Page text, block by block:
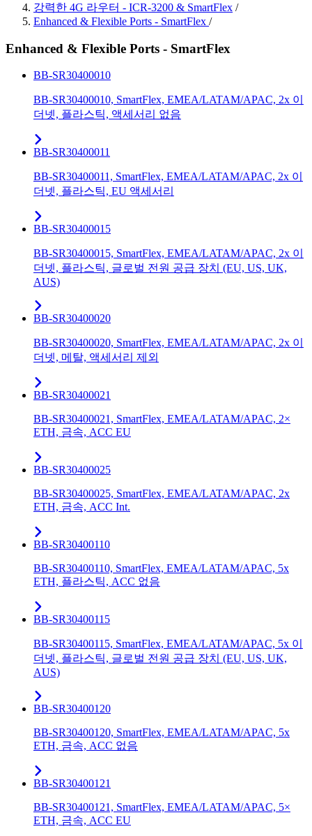
강력한 4G 라우터 - ICR-3200 & SmartFlex /
Enhanced & Flexible Ports - SmartFlex /
Enhanced & Flexible Ports - SmartFlex
BB-SR30400010
BB-SR30400010, SmartFlex, EMEA/LATAM/APAC, 2x 이
더넷, 플라스틱, 액세서리 없음
BB-SR30400011
BB-SR30400011, SmartFlex, EMEA/LATAM/APAC, 2x 이
더넷, 플라스틱, EU 액세서리
BB-SR30400015
BB-SR30400015, SmartFlex, EMEA/LATAM/APAC, 2x 이
더넷, 플라스틱, 글로벌 전원 공급 장치 (EU, US, UK,
AUS)
BB-SR30400020
BB-SR30400020, SmartFlex, EMEA/LATAM/APAC, 2x 이
더넷, 메탈, 액세서리 제외
BB-SR30400021
BB-SR30400021, SmartFlex, EMEA/LATAM/APAC, 2×
ETH, 금속, ACC EU
BB-SR30400025
BB-SR30400025, SmartFlex, EMEA/LATAM/APAC, 2x
ETH, 금속, ACC Int.
BB-SR30400110
BB-SR30400110, SmartFlex, EMEA/LATAM/APAC, 5x
ETH, 플라스틱, ACC 없음
BB-SR30400115
BB-SR30400115, SmartFlex, EMEA/LATAM/APAC, 5x 이
더넷, 플라스틱, 글로벌 전원 공급 장치 (EU, US, UK,
AUS)
BB-SR30400120
BB-SR30400120, SmartFlex, EMEA/LATAM/APAC, 5x
ETH, 금속, ACC 없음
BB-SR30400121
BB-SR30400121, SmartFlex, EMEA/LATAM/APAC, 5×
ETH, 금속, ACC EU